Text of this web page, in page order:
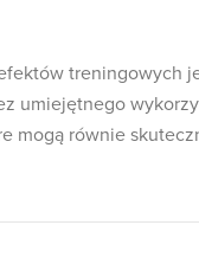
treningowych
umiejętnego
mogą równie